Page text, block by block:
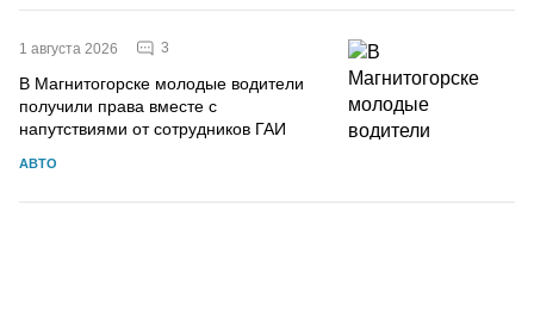
1 августа 2026 3
В Магнитогорске молодые водители
получили права вместе с
напутствиями от сотрудников ГАИ
АВТО